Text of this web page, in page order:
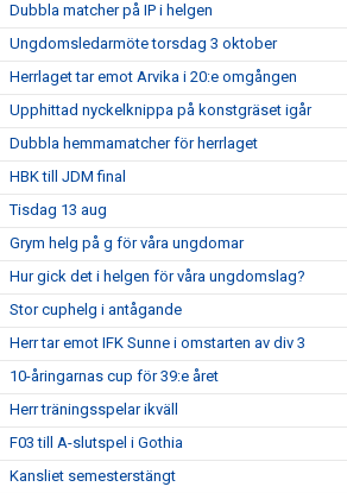
Dubbla matcher på IP i helgen
Ungdomsledarmöte torsdag 3 oktober
Herrlaget tar emot Arvika i 20:e omgången
Upphittad nyckelknippa på konstgräset igår
Dubbla hemmamatcher för herrlaget
HBK till JDM final
Tisdag 13 aug
Grym helg på g för våra ungdomar
Hur gick det i helgen för våra ungdomslag?
Stor cuphelg i antågande
Herr tar emot IFK Sunne i omstarten av div 3
10-åringarnas cup för 39:e året
Herr träningsspelar ikväll
F03 till A-slutspel i Gothia
Kansliet semesterstängt